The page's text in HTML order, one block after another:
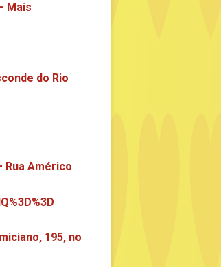
Mais
do Rio
Rua Américo
195, no